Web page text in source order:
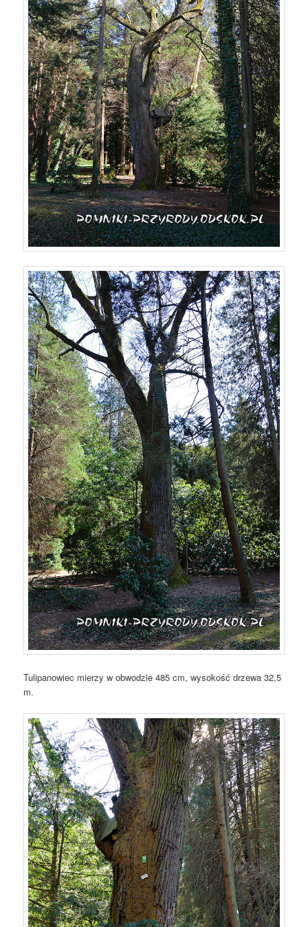
Tulipanowiec mierzy w obwodzie 485 cm, wysokość drzewa 32,5
m.